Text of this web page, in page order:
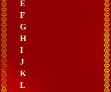
E
F
G
H
I
J
K
L